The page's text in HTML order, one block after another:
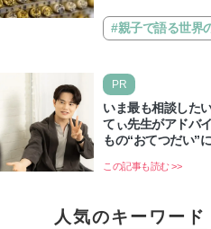
る「親子で語る国際問
は、苗字の種類…
#親子で語る世界
PR
いま最も相談した
てぃ先生がアドバ
もの“おてつだい”
この記事も読む >>
人気のキーワード